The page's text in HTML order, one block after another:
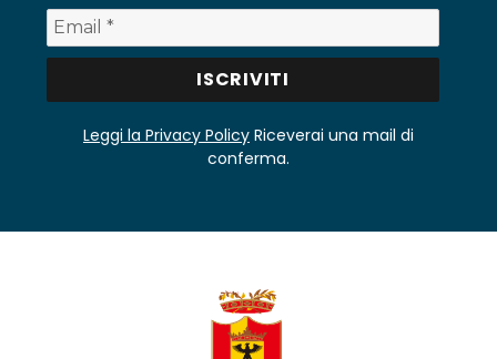
Leggi la Privacy Policy Riceverai una mail di
conferma.